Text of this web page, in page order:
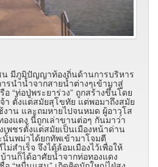
มีภูมิปัญญาท้องถิ่นด้านการบริหาร
รนำน้ำจากสายน้ำต่างๆเข้ามาสู่
อ “ท่อปู่พระยาร่วง” ถูกสร้างขึ้นโดย
า ตั้งแต่สมัยสุโขทัย แต่พอมาถึงสมัย
งาน และถมหายไปจนหมด ผู้อาวุโส
งแดง นี้ถูกเล่าขานต่อๆ กันมาว่า
เพชรตั้งแต่สมัยเป็นเมืองหน้าด่าน
นพม่าได้ยกทัพเข้ามาโจมตี
สำเร็จ จึงได้ล้อมเมืองไว้เพื่อให้
านก็ได้อาศัยน้ำจากท่อทองแดง